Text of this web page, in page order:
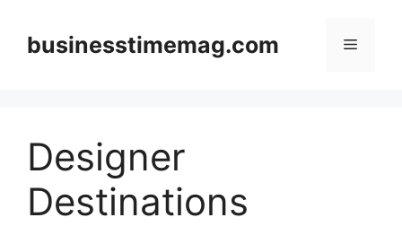
contentbusinesstimemag.com Menu
Designer
Destinations